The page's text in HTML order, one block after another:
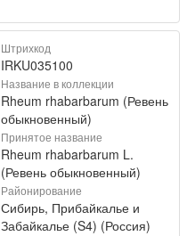
Штрихкод
IRKU035100
Название в коллекции
Rheum rhabarbarum (Ревень
обыкновенный)
Принятое название
Rheum rhabarbarum L.
(Ревень обыкновенный)
Районирование
Сибирь, Прибайкалье и
Забайкалье (S4) (Россия)